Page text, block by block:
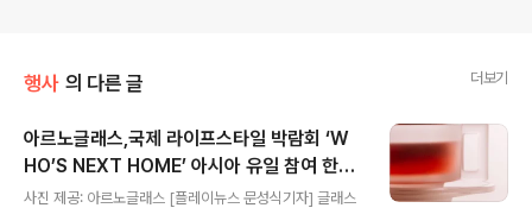
행사 의 다른 글 더보기
아르노글래스,국제 라이프스타일 박람회 ‘W
HO’S NEXT HOME’ 아시아 유일 참여 한국
크리스털 글래스웨어, 국제 디자인 전시 무대
사진 제공: 아르노글래스 [플레이뉴스 문성식기자] 글래스